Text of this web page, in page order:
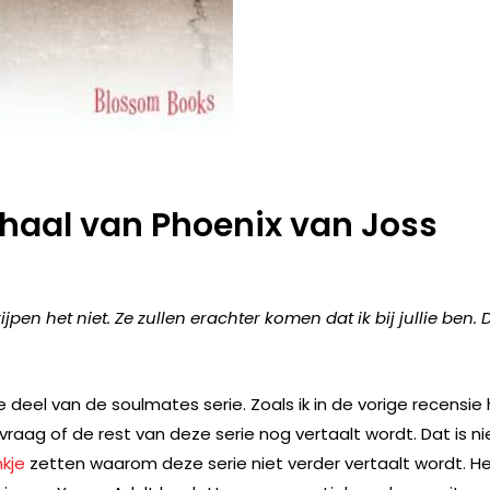
van Phoenix van Joss
het niet. Ze zullen erachter komen dat ik bij jullie ben.
van de soulmates serie. Zoals ik in de vorige recensie
of de rest van deze serie nog vertaalt wordt. Dat is
zetten waarom deze serie niet verder vertaalt wordt.